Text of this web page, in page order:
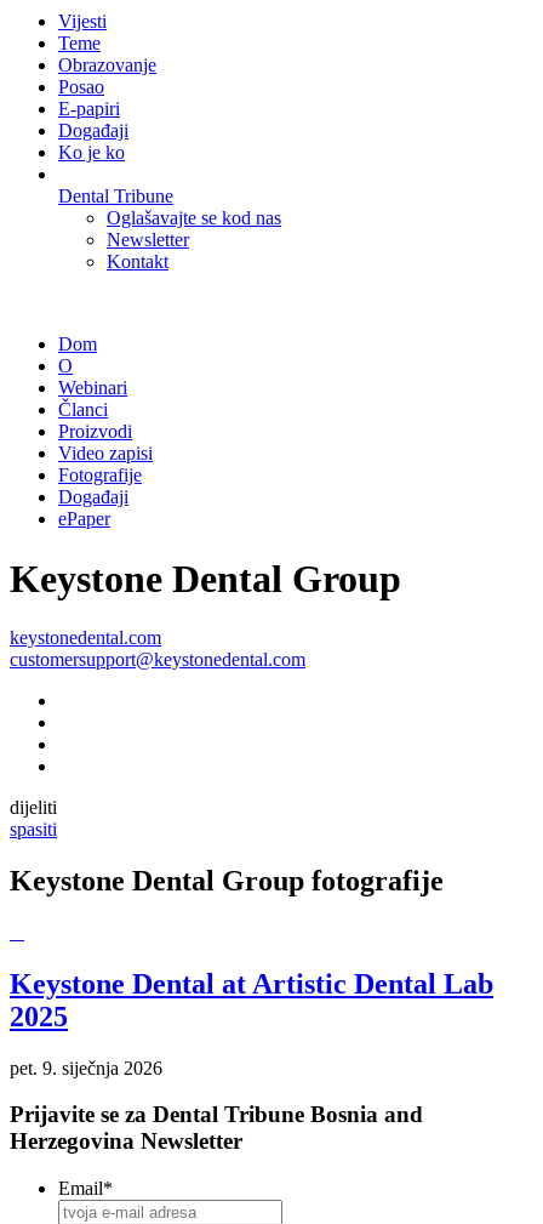
Vijesti
Teme
Obrazovanje
Posao
E-papiri
Događaji
Ko je ko
Dental Tribune
Oglašavajte se kod nas
Newsletter
Kontakt
Dom
O
Webinari
Članci
Proizvodi
Video zapisi
Fotografije
Događaji
ePaper
Keystone Dental Group
keystonedental.com
customersupport@keystonedental.com
dijeliti
spasiti
Keystone Dental Group fotografije
Keystone Dental at Artistic Dental Lab
2025
pet. 9. siječnja 2026
Prijavite se za Dental Tribune Bosnia and
Herzegovina Newsletter
Email*